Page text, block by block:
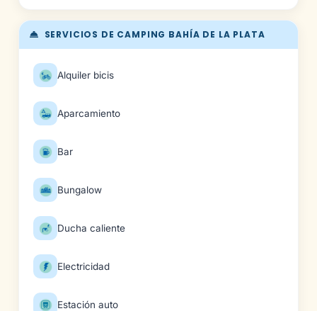
SERVICIOS DE CAMPING BAHÍA DE LA PLATA
Alquiler bicis
Aparcamiento
Bar
Bungalow
Ducha caliente
Electricidad
Estación auto